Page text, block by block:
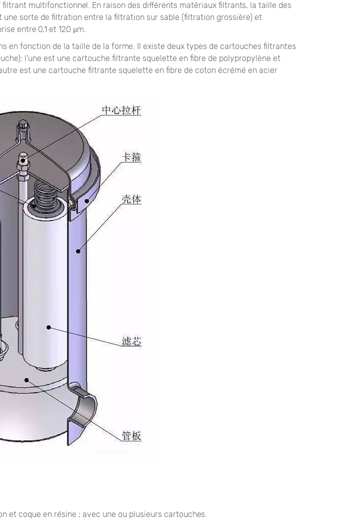
multifonctionnel. En raison des différents matériaux filtrants, la taille des
sorte de filtration entre la filtration sur sable (filtration grossière) et
entre 0,1 et 120 μm.
en fonction de la taille de la forme. Il existe deux types de cartouches filtrantes
l'une est une cartouche filtrante squelette en fibre de polypropylène et
est une cartouche filtrante squelette en fibre de coton écrémé en acier
et coque en résine ; avec une ou plusieurs cartouches.